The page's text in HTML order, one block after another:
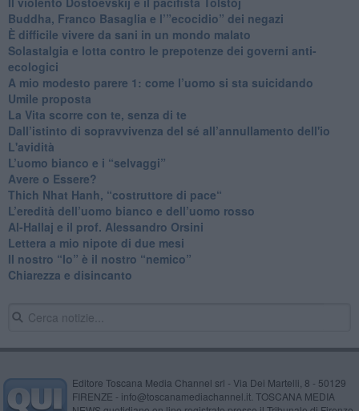
​Buddha, Franco Basaglia e l’”ecocidio” dei negazi
​È difficile vivere da sani in un mondo malato
Solastalgia e lotta contro le prepotenze dei governi anti-
ecologici
​A mio modesto parere 1: come l’uomo si sta suicidando
​Umile proposta
​La Vita scorre con te, senza di te
​Dall’istinto di sopravvivenza del sé all’annullamento dell'io
L'avidità
​L’uomo bianco e i “selvaggi”
​Avere o Essere?
​Thich Nhat Hanh, “costruttore di pace“
​L’eredità dell’uomo bianco e dell’uomo rosso
Al-Hallaj e il prof. Alessandro Orsini
​Lettera a mio nipote di due mesi
​Il nostro “Io” è il nostro “nemico”
​Chiarezza e disincanto
Editore Toscana Media Channel srl - Via Dei Martelli, 8 - 50129
FIRENZE - info@toscanamediachannel.it. TOSCANA MEDIA